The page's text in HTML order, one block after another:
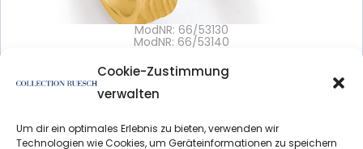
Cookie-Zustimmung
verwalten
Um dir ein optimales Erlebnis zu bieten, verwenden wir
Technologien wie Cookies, um Geräteinformationen zu speichern
ModNR: 66/53130
ModNR: 66/53140
Variations: no